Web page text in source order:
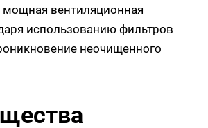
мощная вентиляционная
использованию фильтров
неочищенного